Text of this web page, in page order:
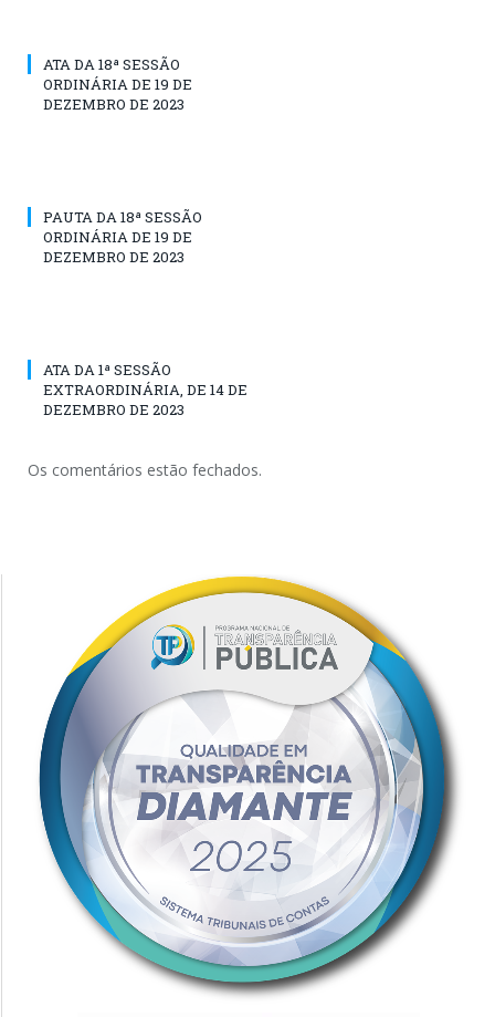
ATA DA 18ª SESSÃO
ORDINÁRIA DE 19 DE
DEZEMBRO DE 2023
PAUTA DA 18ª SESSÃO
ORDINÁRIA DE 19 DE
DEZEMBRO DE 2023
ATA DA 1ª SESSÃO
EXTRAORDINÁRIA, DE 14 DE
DEZEMBRO DE 2023
Os comentários estão fechados.